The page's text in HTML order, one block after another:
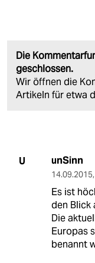
Die
geschlossen.
Wir öffnen die
Artikeln für etwa
U unSinn
14.09.2015,
Es ist
den Blick
Die
Europas
benannt